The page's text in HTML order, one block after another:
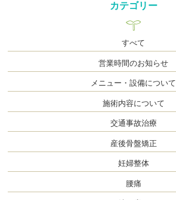
カテゴリー
すべて
営業時間のお知らせ
メニュー・設備について
施術内容について
交通事故治療
産後骨盤矯正
妊婦整体
腰痛